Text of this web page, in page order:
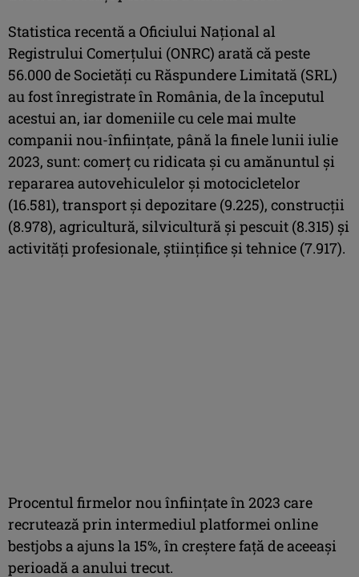
Statistica recentă a Oficiului Naţional al
Registrului Comerţului (ONRC) arată că peste
56.000 de Societăţi cu Răspundere Limitată (SRL)
au fost înregistrate în România, de la începutul
acestui an, iar domeniile cu cele mai multe
companii nou-înfiinţate, până la finele lunii iulie
2023, sunt: comerţ cu ridicata şi cu amănuntul şi
repararea autovehiculelor şi motocicletelor
(16.581), transport şi depozitare (9.225), construcţii
(8.978), agricultură, silvicultură şi pescuit (8.315) şi
activităţi profesionale, ştiinţifice şi tehnice (7.917).
Procentul firmelor nou înfiinţate în 2023 care
recrutează prin intermediul platformei online
bestjobs a ajuns la 15%, în creştere faţă de aceeaşi
perioadă a anului trecut.